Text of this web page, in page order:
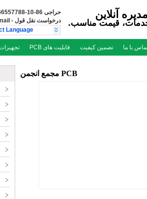
خدمات، قیمت مناسب.
حراجی 86-10-66557788
درخواست نقل قول -
Language
قابلیت های PCB تضمین کیفیت با ما
PCB مجمع انجمن